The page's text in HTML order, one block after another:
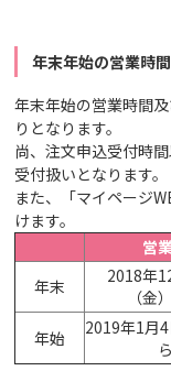
年末年始の営業時
年末年始の営業時間
りとなります。
尚、注文申込受付時
受付扱いとなります。
また、「マイページ
けます。
営
年末
2018年
（金
年始
2019年1月
ら